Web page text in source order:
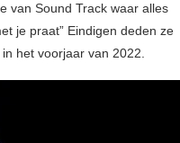
van Sound Track waar alles
je praat” Eindigen deden ze
het voorjaar van 2022.